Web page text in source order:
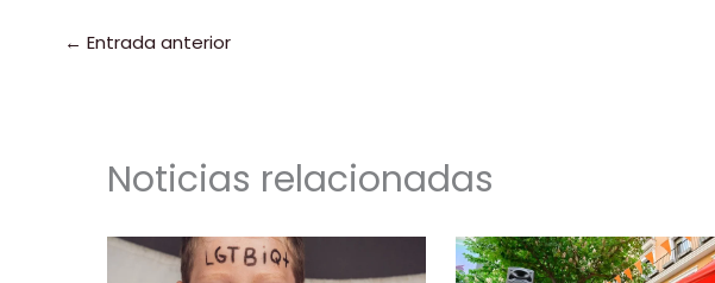
o
← Entrada anterior
Noticias relacionadas